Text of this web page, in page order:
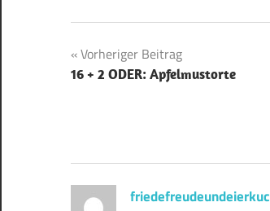
schnell ODER:
gutgegangen…
Beitragsnavigation
Vorheriger Beitrag
16 + 2 ODER: Apfelmustorte